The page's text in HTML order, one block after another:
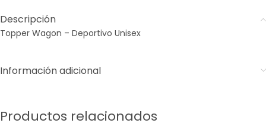
Descripción
Topper Wagon – Deportivo Unisex
Información adicional
Productos relacionados